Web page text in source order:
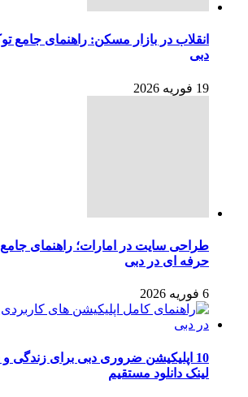
انقلاب در بازار مسکن: راهنمای جامع
دبی
19 فوریه 2026
طراحی سایت در امارات؛ راهنمای
حرفه ای در دبی
6 فوریه 2026
لینک دانلود مستقیم